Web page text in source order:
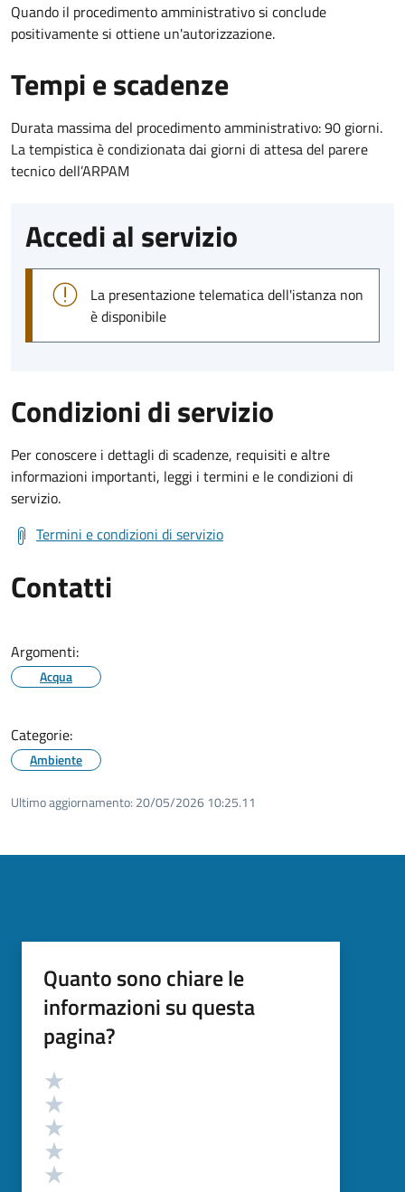
Quando il procedimento amministrativo si conclude
positivamente si ottiene un'autorizzazione.
Tempi e scadenze
Durata massima del procedimento amministrativo: 90 giorni.
La tempistica è condizionata dai giorni di attesa del parere
tecnico dell’ARPAM
Accedi al servizio
La presentazione telematica dell'istanza non
è disponibile
Condizioni di servizio
Per conoscere i dettagli di scadenze, requisiti e altre
informazioni importanti, leggi i termini e le condizioni di
servizio.
Termini e condizioni di servizio
Contatti
Argomenti:
Acqua
Categorie:
Ambiente
Ultimo aggiornamento: 20/05/2026 10:25.11
Quanto sono chiare le
informazioni su questa
pagina?
Valutazione